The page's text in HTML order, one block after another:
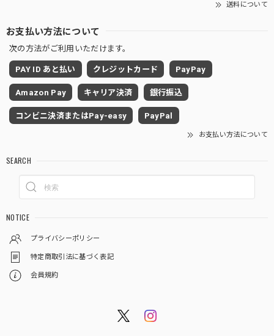
送料について
お支払い方法について
次の方法がご利用いただけます。
PAY ID あと払い クレジットカード PayPay
Amazon Pay キャリア決済 銀行振込
コンビニ決済またはPay-easy PayPal
お支払い方法について
SEARCH
NOTICE
プライバシーポリシー
特定商取引法に基づく表記
会員規約